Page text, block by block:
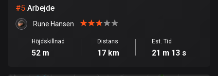
Curaçao
Cypern
#5 Arbejde
Rune Hansen
Höjdskillnad
52 m
Distans
17 km
Est. Tid
21 m 13 s